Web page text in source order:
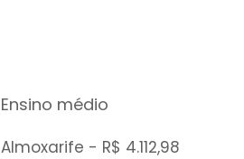
Ensino médio
Almoxarife - R$ 4.112,98